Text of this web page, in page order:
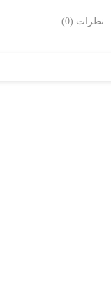
نظرات (0)